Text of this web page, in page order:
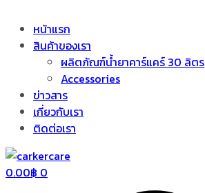
หน้าแรก
สินค้าของเรา
ผลิตภัณฑ์น้ำยาคาร์แคร์ 30 ลิตร
Accessories
ข่าวสาร
เกี่ยวกับเรา
ติดต่อเรา
0.00฿ 0